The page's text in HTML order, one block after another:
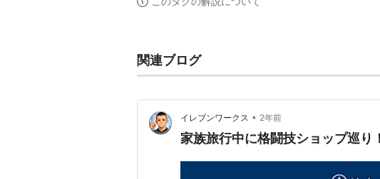
関連ブログ
イレブンワークス • 2年前
家族旅行中に格闘技ショップ巡り